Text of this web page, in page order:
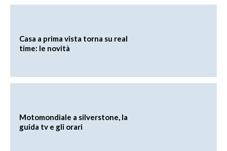
Casa a prima vista torna su real
time: le novità
Motomondiale a silverstone, la
guida tv e gli orari